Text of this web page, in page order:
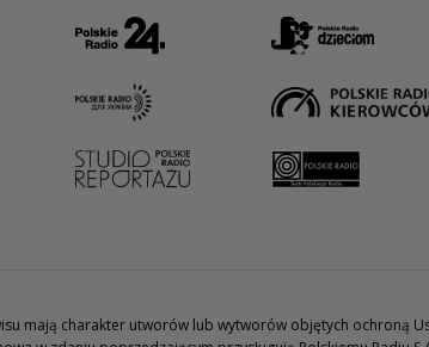
mają charakter utworów lub wytworów objętych ochroną